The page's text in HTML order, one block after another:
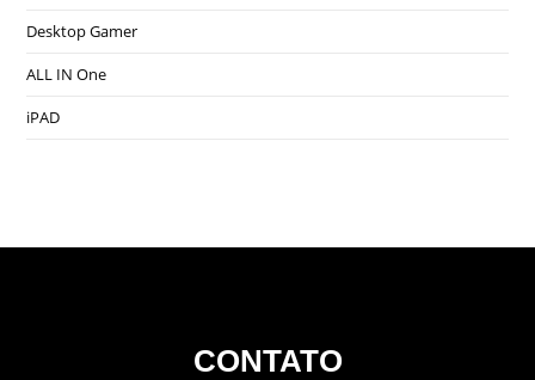
Desktop Gamer
ALL IN One
iPAD
CONTATO